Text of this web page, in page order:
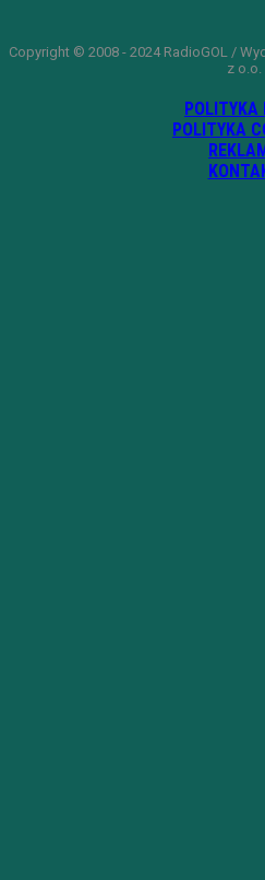
Copyright © 2008 - 2024 RadioGOL /
z o.o.
POLITYKA
POLITYKA